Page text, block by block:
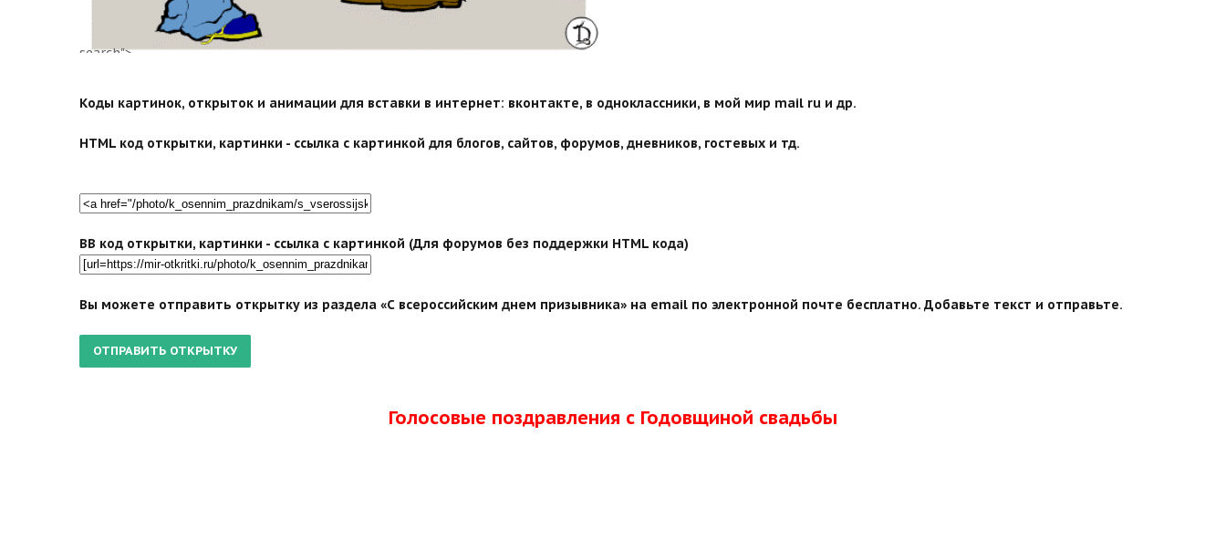
search">
Коды картинок, открыток и анимации для вставки в интернет: вконтакте, в одноклассники, в мой мир mail ru и др.
HTML код открытки, картинки - ссылка с картинкой для блогов, сайтов, форумов, дневников, гостевых и тд.
BB код открытки, картинки - ссылка с картинкой (Для форумов без поддержки HTML кода)
Вы можете отправить открытку из раздела «С всероссийским днем призывника» на email по электронной почте бесплатно. Добавьте текст и отправьте.
Голосовые поздравления с Годовщиной свадьбы